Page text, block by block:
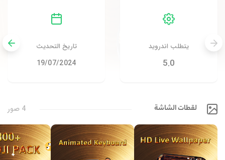
يتطلب اندرويد
5.0
تاريخ التحديث
19/07/2024
لقطات الشاشة 4 صور